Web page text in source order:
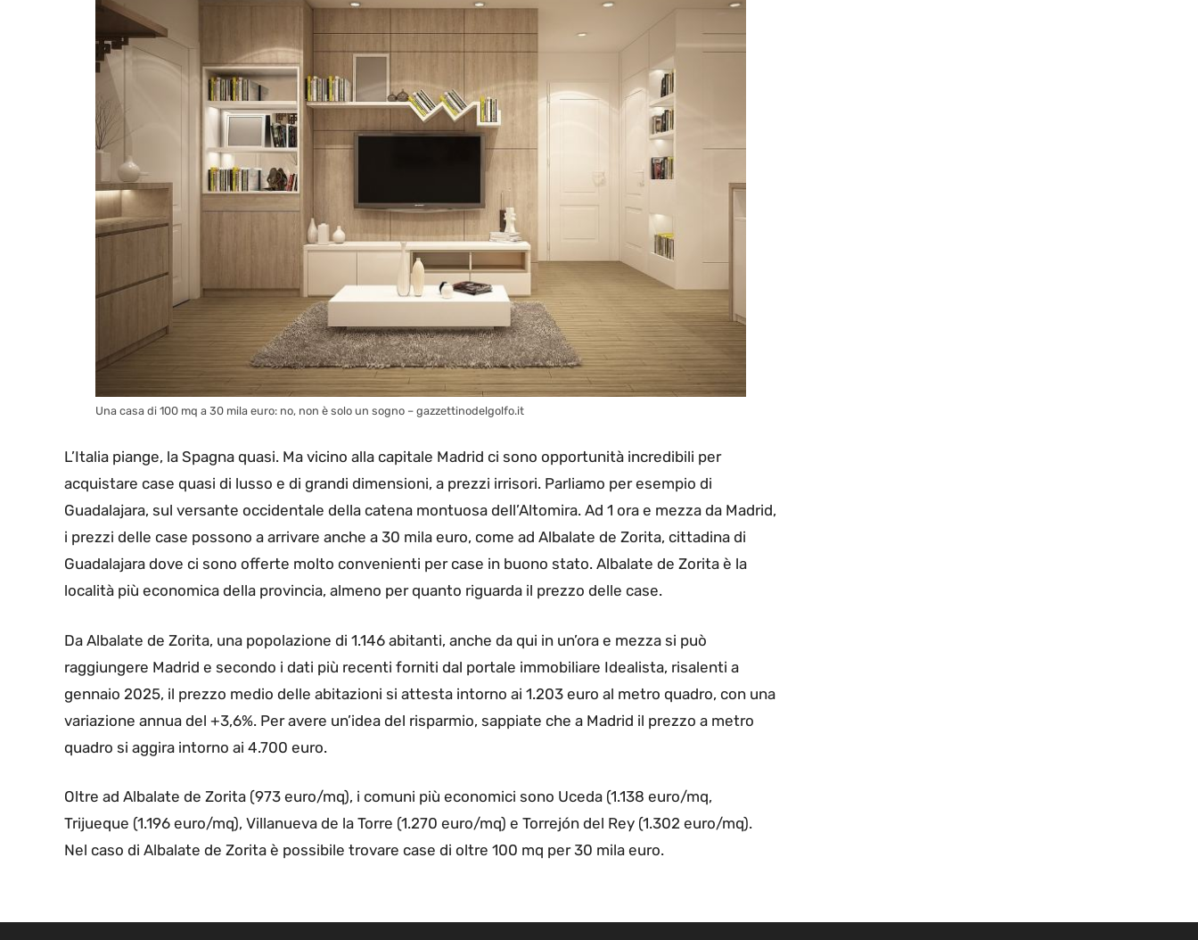
Una casa di 100 mq a 30 mila euro: no, non è solo un sogno – gazzettinodelgolfo.it
L’Italia piange, la Spagna quasi. Ma vicino alla capitale Madrid ci sono opportunità incredibili per
acquistare case quasi di lusso e di grandi dimensioni, a prezzi irrisori. Parliamo per esempio di
Guadalajara, sul versante occidentale della catena montuosa dell’Altomira. Ad 1 ora e mezza da Madrid,
i prezzi delle case possono a arrivare anche a 30 mila euro, come ad Albalate de Zorita, cittadina di
Guadalajara dove ci sono offerte molto convenienti per case in buono stato. Albalate de Zorita è la
località più economica della provincia, almeno per quanto riguarda il prezzo delle case.
Da Albalate de Zorita, una popolazione di 1.146 abitanti, anche da qui in un’ora e mezza si può
raggiungere Madrid e secondo i dati più recenti forniti dal portale immobiliare Idealista, risalenti a
gennaio 2025, il prezzo medio delle abitazioni si attesta intorno ai 1.203 euro al metro quadro, con una
variazione annua del +3,6%. Per avere un’idea del risparmio, sappiate che a Madrid il prezzo a metro
quadro si aggira intorno ai 4.700 euro.
Oltre ad Albalate de Zorita (973 euro/mq), i comuni più economici sono Uceda (1.138 euro/mq,
Trijueque (1.196 euro/mq), Villanueva de la Torre (1.270 euro/mq) e Torrejón del Rey (1.302 euro/mq).
Nel caso di Albalate de Zorita è possibile trovare case di oltre 100 mq per 30 mila euro.